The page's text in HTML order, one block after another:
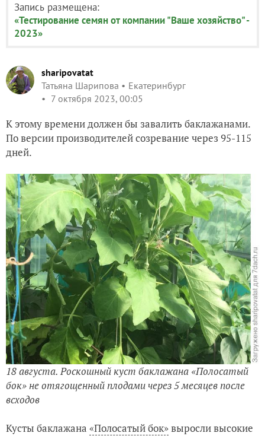
Запись размещена:
«Тестирование семян от компании "Ваше хозяйство" -
2023»
sharipovatat
Татьяна Шарипова
Екатеринбург
7 октября 2023, 00:05
К этому времени должен бы завалить баклажанами.
По версии производителей созревание через 95-115
дней.
18 августа. Роскошный куст баклажана «Полосатый
бок» не отягощенный плодами через 5 месяцев после
всходов
Кусты баклажана «Полосатый бок»выросли высокие